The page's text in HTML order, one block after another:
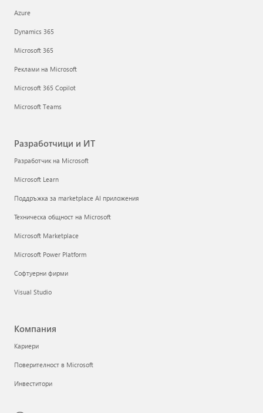
Azure
Dynamics 365
Microsoft 365
Реклами на Microsoft
Microsoft 365 Copilot
Microsoft Teams
Разработчици и ИТ
Разработчик на Microsoft
Microsoft Learn
Поддръжка за marketplace AI приложения
Техническа общност на Microsoft
Microsoft Marketplace
Microsoft Power Platform
Софтуерни фирми
Visual Studio
Компания
Кариери
Поверителност в Microsoft
Инвеститори